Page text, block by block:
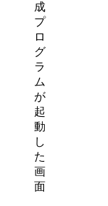
成
プ
ロ
グ
ラ
ム
が
起
動
し
た
画
面